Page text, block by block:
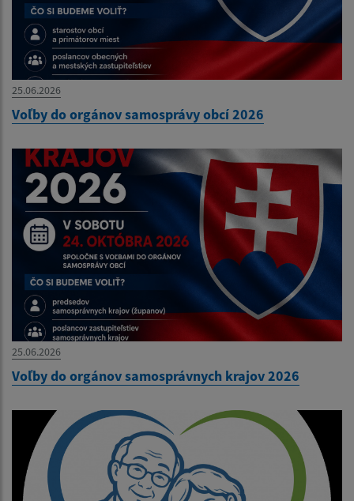
25.06.2026
Voľby do orgánov samosprávy obcí 2026
25.06.2026
Voľby do orgánov samosprávnych krajov 2026